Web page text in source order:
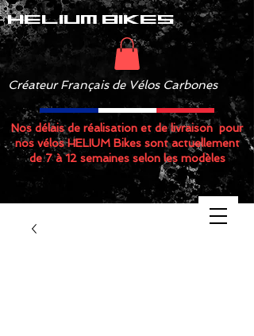
helium bikes
Créateur Français de Vélos Carbones
Nos délais de réalisation et de livraison pour
nos vélos HELIUM Bikes sont actuellement
de 7 à 12 semaines selon les modèles